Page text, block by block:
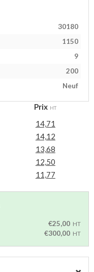
30180
1150
9
200
Neuf
Prix HT
14,71
14,12
13,68
12,50
11,77
€25,00 HT
€300,00 HT